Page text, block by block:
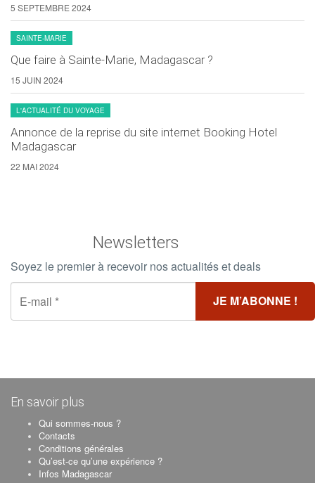
5 SEPTEMBRE 2024
SAINTE-MARIE
Que faire à Sainte-Marie, Madagascar ?
15 JUIN 2024
L'ACTUALITÉ DU VOYAGE
Annonce de la reprise du site internet Booking Hotel
Madagascar
22 MAI 2024
Newsletters
Soyez le premier à recevoir nos actualités et deals
En savoir plus
Qui sommes-nous ?
Contacts
Conditions générales
Qu’est-ce qu’une expérience ?
Infos Madagascar